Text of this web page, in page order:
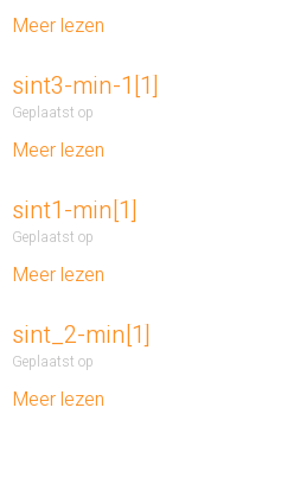
Meer lezen
sint3-min-1[1]
Geplaatst op
Meer lezen
sint1-min[1]
Geplaatst op
Meer lezen
sint_2-min[1]
Geplaatst op
Meer lezen